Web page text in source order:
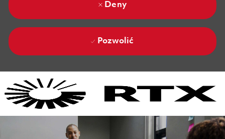
Deny
Pozwolić